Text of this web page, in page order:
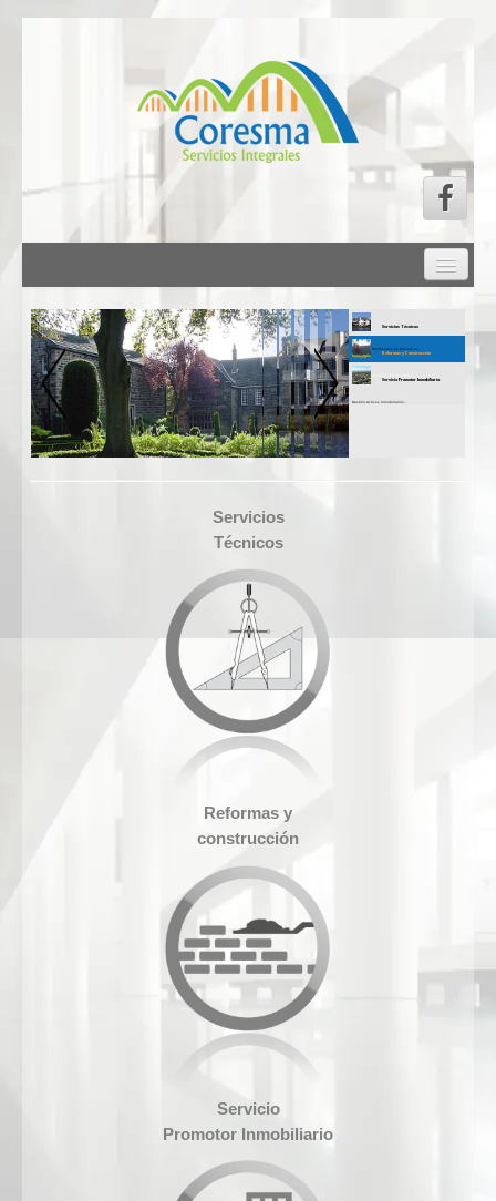
SERVICIOS CORESMA
SERVICIOS TÉCNICOS
REFORMAS Y CONSTRUCCIÓN
Servicios Técnicos
Estudios y Certificados de Eficiencia...
Reformas y Construcción
Reformas Integrales de Viviendas…
Servicio Promotor Inmobiliario
Gestión Activos Inmobiliarios…
Servicios
Técnicos
Reformas y
construcción
Servicio
Promotor Inmobiliario